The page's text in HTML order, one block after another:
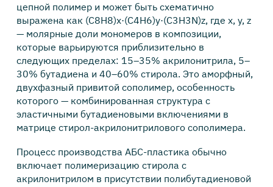
цепной полимер и может быть схематично
выражена как (C8H8)x·(C4H6)y·(C3H3N)z, где x, y, z
— молярные доли мономеров в композиции,
которые варьируются приблизительно в
следующих пределах: 15–35% акрилонитрила, 5–
30% бутадиена и 40–60% стирола. Это аморфный,
двухфазный привитой сополимер, особенность
которого — комбинированная структура с
эластичными бутадиеновыми включениями в
матрице стирол-акрилонитрилового сополимера.
Процесс производства АБС-пластика обычно
включает полимеризацию стирола с
акрилонитрилом в присутствии полибутадиеновой